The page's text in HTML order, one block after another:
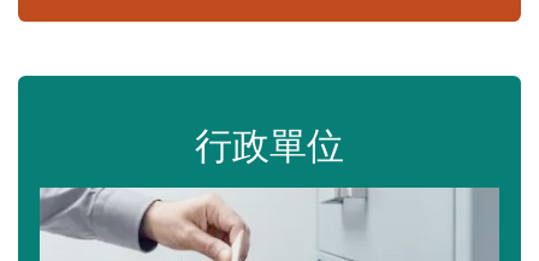
行政單位